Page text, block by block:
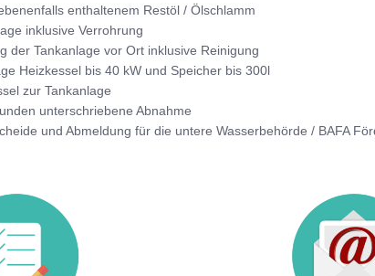
enthaltenem Restöl / Ölschlamm
inklusive Verrohrung
der Tankanlage vor Ort inklusive Reinigung
Heizkessel bis 40 kW und Speicher bis 300l
zur Tankanlage
unterschriebene Abnahme
und Abmeldung für die untere Wasserbehörde / BAFA